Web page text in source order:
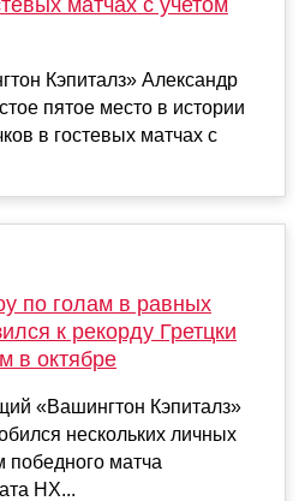
Кэпиталз» Александр
пятое место в истории
в гостевых матчах с
по голам в равных
к рекорду Гретцки
в октябре
«Вашингтон Кэпиталз»
нескольких личных
победного матча
НХ...